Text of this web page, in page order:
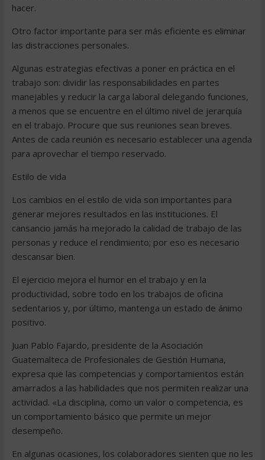
hacer.
Otro factor importante para ser más eficiente es eliminar
las distracciones personales.
Algunas estrategias efectivas a poner en práctica en el
trabajo son: dividir las responsabilidades en partes
manejables y reducir la carga laboral delegando funciones,
a menos que se encuentre en el último nivel de jerarquía
en el trabajo. Procure que sus reuniones sean breves.
Antes de cada reunión es necesario establecer una agenda
para aprovechar el tiempo reservado.
Estilo de vida
Los cambios en el estilo de vida son importantes para
generar mejores resultados en las instituciones. El
cansancio jamás ha mejorado la calidad de trabajo de las
personas y reduce el rendimiento; por eso es necesario
descansar bien.
El ejercicio mejora el humor en el trabajo y en la
productividad, sobre todo en los trabajos de oficina
sedentarios y, por último, mantenga un estado de ánimo
positivo.
Juan Pablo Fajardo, presidente de la Asociación
Guatemalteca de Profesionales de Gestión Humana,
expresa que las competencias y comportamientos están
amarrados a las habilidades que nos permiten realizar una
actividad. «La disciplina, como un valor o competencia, es
un comportamiento básico que permite un mejor
desempeño.
En algunas ocasiones, los colaboradores sienten que no les